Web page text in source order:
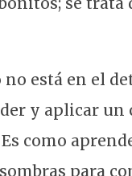
está en el
y aplicar un
como
para